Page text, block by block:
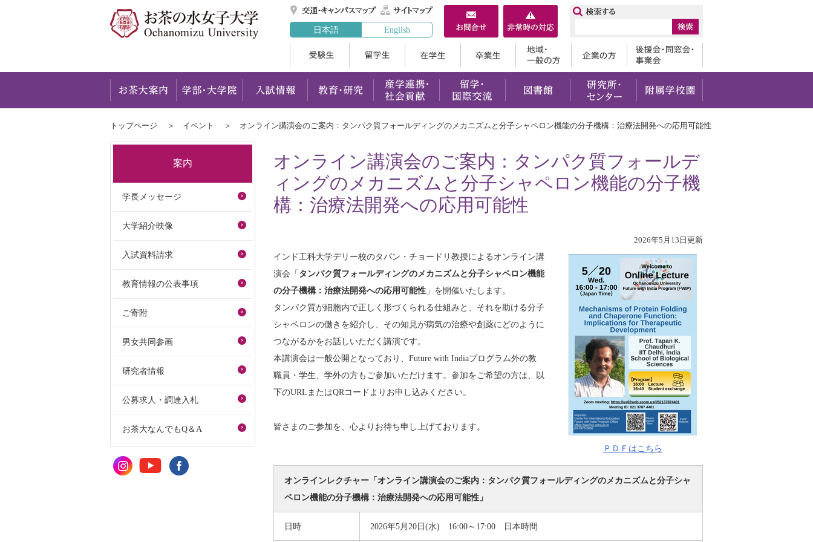
交通・キャンパスマップ
サイトマップ
日本語
English
在学生 地域・一般の方企業の方
お茶大案内 入試情報 教育・研究 産学連携・社会貢献留学・国際交流
トップページ イベント オンライン講演会のご案内：タンパク質フォールディングのメカニズムと分子シャペロン機能の分子機構：治療法開発への応用可能性
オンライン講演会のご案内：タンパク質フォールデ
ィングのメカニズムと分子シャペロン機能の分子機
構：治療法開発への応用可能性
2026年5月13日更新
ＰＤＦはこちら
インド工科大学デリー校のタパン・チョードリ教授によるオンライン講
演会 「タンパク質フォールディングのメカニズムと分子シャペロン機能
の分子機構：治療法開発への応用可能性 」 を開催いたします。
タンパク質が細胞内で正しく形づくられる仕組みと、それを助ける分子
シャペロンの働きを紹介し、その知見が病気の治療や創薬にどのように
つながるかをお話しいただく講演です。
本講演会は一般公開となっており、Future with Indiaプログラム外の教
職員・学生、学外の方もご参加いただけます。参加をご希望の方は、以
下のURLまたはQRコードよりお申し込みください。
皆さまのご参加を、心よりお待ち申し上げております。
オンラインレクチャー「オンライン講演会のご案内：タンパク質フォールディングのメカニズムと分子シャ
ペロン機能の分子機構：治療法開発への応用可能性」
日時 2026年5月20日(水) 16:00～17:00 日本時間
案内
学長メッセージ
大学紹介映像
入試資料請求
教育情報の公表事項
ご寄附
男女共同参画
研究者情報
公募求人・調達入札
お茶大なんでもQ＆A